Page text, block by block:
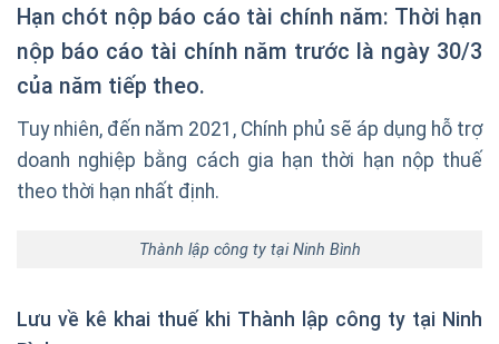
Hạn chót nộp báo cáo tài chính năm: Thời hạn
nộp báo cáo tài chính năm trước là ngày 30/3
của năm tiếp theo.
Tuy nhiên, đến năm 2021, Chính phủ sẽ áp dụng hỗ trợ
doanh nghiệp bằng cách gia hạn thời hạn nộp thuế
theo thời hạn nhất định.
Thành lập công ty tại Ninh Bình
Lưu về kê khai thuế khi Thành lập công ty tại Ninh